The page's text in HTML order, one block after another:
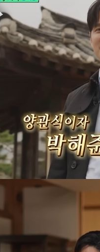
남부에서 레바논군 3명 폭발로 부
방문 다중화된 전선 상황 논의
가 취소…“에어포스원 기밀정보
메시의 부친 지병 별세
주한 미군 취약해질 수 있어”